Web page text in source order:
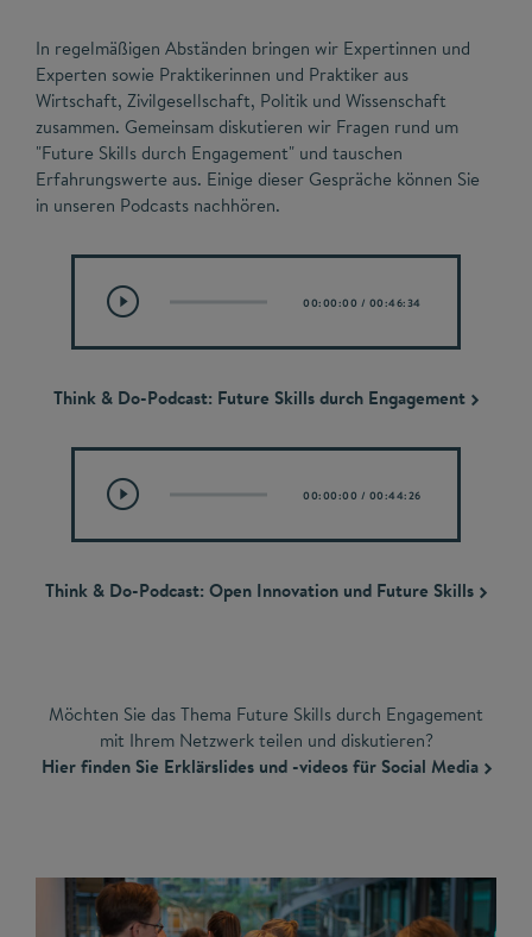
In regelmäßigen Abständen bringen wir Expertinnen und
Experten sowie Praktikerinnen und Praktiker aus
Wirtschaft, Zivilgesellschaft, Politik und Wissenschaft
zusammen. Gemeinsam diskutieren wir Fragen rund um
"Future Skills durch Engagement" und tauschen
Erfahrungswerte aus. Einige dieser Gespräche können Sie
in unseren Podcasts nachhören.
00:00:00 / 00:46:34
Think & Do-Podcast: Future Skills durch Engagement
00:00:00 / 00:44:26
Think & Do-Podcast: Open Innovation und Future Skills
Möchten Sie das Thema Future Skills durch Engagement
mit Ihrem Netzwerk teilen und diskutieren?
Hier finden Sie Erklärslides und -videos für Social Media